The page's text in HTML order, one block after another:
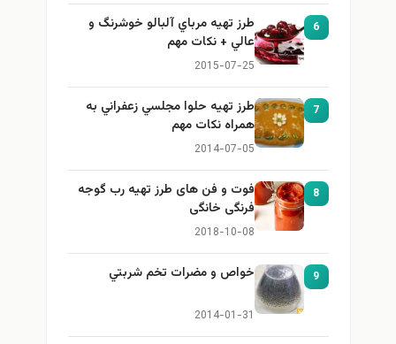
6
طرز تهيه مرباي آلبالو خوشرنگ و
عالي + نكات مهم
2015-07-25
7
طرز تهيه حلوا مجلسي زعفراني به
همراه نكات مهم
2014-07-05
8
فوت و فن های طرز تهیه رب گوجه
فرنگی خانگی
2018-10-08
9 خواص و مضرات تخم شربتي
2014-01-31